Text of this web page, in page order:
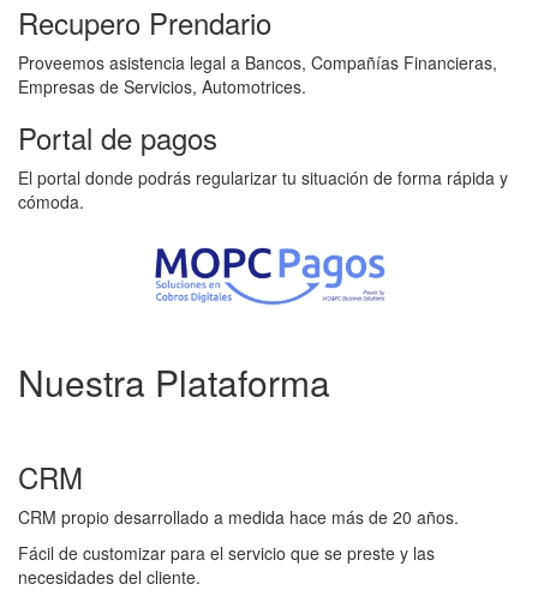
Recupero Prendario
Proveemos asistencia legal a Bancos, Compañías Financieras,
Empresas de Servicios, Automotrices.
Portal de pagos
El portal donde podrás regularizar tu situación de forma rápida y
cómoda.
Nuestra Plataforma
CRM
CRM propio desarrollado a medida hace más de 20 años.
Fácil de customizar para el servicio que se preste y las
necesidades del cliente.